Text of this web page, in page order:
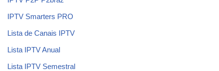
IPTV Smarters PRO
Lista de Canais IPTV
Lista IPTV Anual
Lista IPTV Semestral